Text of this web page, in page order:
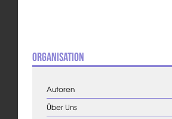
Organisation
Autoren
Über Uns